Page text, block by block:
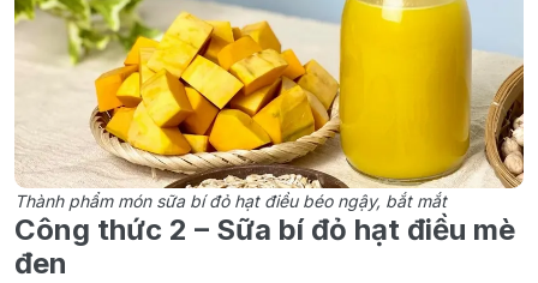
Thành phẩm món sữa bí đỏ hạt điều béo ngậy, bắt mắt
Công thức 2 – Sữa bí đỏ hạt điều mè
đen